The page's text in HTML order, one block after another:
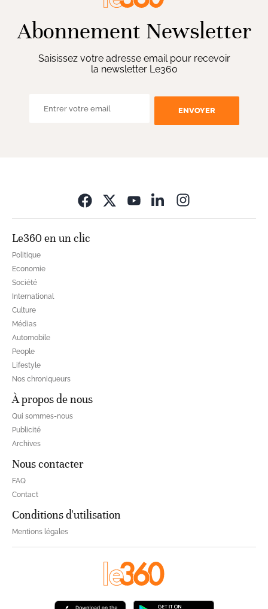
Abonnement Newsletter
Saisissez votre adresse email pour recevoir
la newsletter Le360
ENVOYER
Le360 en un clic
Politique
Economie
Société
International
Culture
Médias
Automobile
People
Lifestyle
Nos chroniqueurs
À propos de nous
Qui sommes-nous
Publicité
Archives
Nous contacter
FAQ
Contact
Conditions d'utilisation
Mentions légales